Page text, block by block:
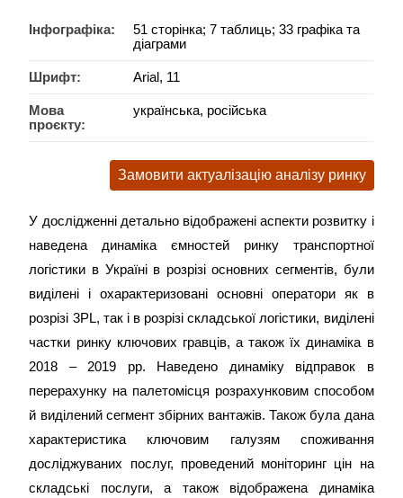
Інфографіка:
51 сторінка; 7 таблиць; 33 графіка та
діаграми
Шрифт: Arial, 11
Мова
проєкту:
українська, російська
Замовити актуалізацію аналізу ринку
У дослідженні детально відображені аспекти розвитку і
наведена динаміка ємностей ринку транспортної
логістики в Україні в розрізі основних сегментів, були
виділені і охарактеризовані основні оператори як в
розрізі 3PL, так і в розрізі складської логістики, виділені
частки ринку ключових гравців, а також їх динаміка в
2018 – 2019 рр. Наведено динаміку відправок в
перерахунку на палетомісця розрахунковим способом
й виділений сегмент збірних вантажів. Також була дана
характеристика ключовим галузям споживання
досліджуваних послуг, проведений моніторинг цін на
складські послуги, а також відображена динаміка